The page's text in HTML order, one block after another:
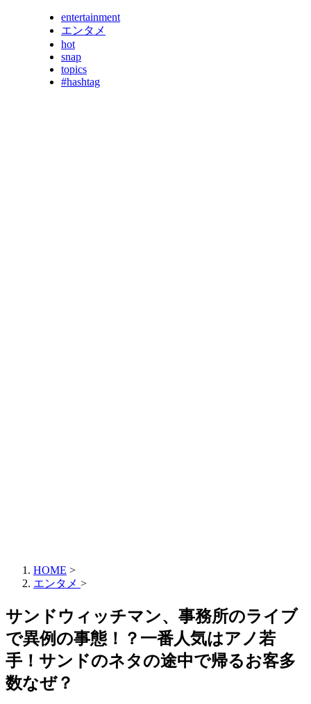
entertainment
エンタメ
hot
snap
topics
#hashtag
HOME >
エンタメ >
サンドウィッチマン、事務所のライブ
で異例の事態！？一番人気はアノ若
手！サンドのネタの途中で帰るお客多
数なぜ？